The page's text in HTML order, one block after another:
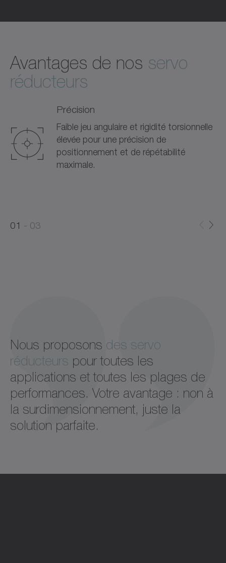
Avantages de nos servo
réducteurs
Précision
Faible jeu angulaire et rigidité torsionnelle
élevée pour une précision de
positionnement et de répétabilité
maximale.
01
03
Nous proposons des servo
réducteurs pour toutes les
applications et toutes les plages de
performances. Votre avantage : non à
la surdimensionnement, juste la
solution parfaite.